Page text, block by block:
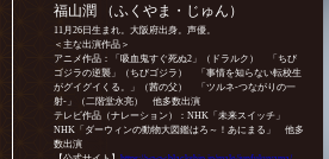
福山潤 （ふくやま・じゅん）
11月26日生まれ。大阪府出身。声優。
＜主な出演作品＞
アニメ作品：「吸血鬼すぐ死ぬ2」（ドラルク） 「ちび
ゴジラの逆襲」（ちびゴジラ） 「事情を知らない転校生
がグイグイくる。」（茜の父） 「ツルネ-つながりの一
射-」（二階堂永亮） 他多数出演
テレビ作品（ナレーション）：NHK「未来スイッチ」
NHK「ダーウィンの動物大図鑑はろ～！あにまる」 他多
数出演